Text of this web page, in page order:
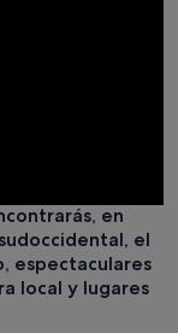
en
el
espectaculares
local y lugares